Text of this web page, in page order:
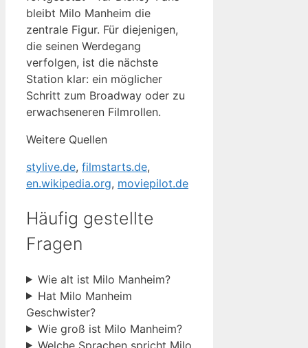
bleibt Milo Manheim die
zentrale Figur. Für diejenigen,
die seinen Werdegang
verfolgen, ist die nächste
Station klar: ein möglicher
Schritt zum Broadway oder zu
erwachseneren Filmrollen.
Weitere Quellen
stylive.de, filmstarts.de,
en.wikipedia.org, moviepilot.de
Häufig gestellte
Fragen
Wie alt ist Milo Manheim?
Hat Milo Manheim
Geschwister?
Wie groß ist Milo Manheim?
Welche Sprachen spricht Milo